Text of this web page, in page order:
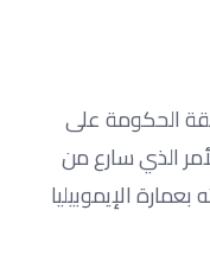
الحكومة على
الذي سارع من
الإيموبيليا